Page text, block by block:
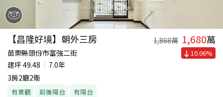
【昌隆好境】朝外三房 1,868萬 1,680萬
苗栗縣頭份市富強二街
建坪 49.48
7.0年
3房2廳2衛
有景觀 前後陽台 有陽台
10.06%